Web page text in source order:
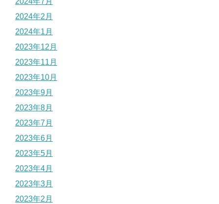
2024年2月
2024年1月
2023年12月
2023年11月
2023年10月
2023年9月
2023年8月
2023年7月
2023年6月
2023年5月
2023年4月
2023年3月
2023年2月